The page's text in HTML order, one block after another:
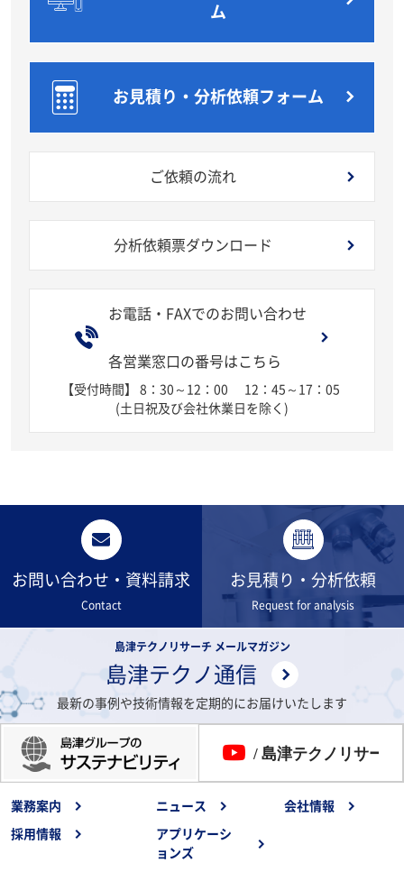
ム
お見積り・分析依頼フォーム
ご依頼の流れ
分析依頼票ダウンロード
お電話・FAXでのお問い合わせ
各営業窓口の番号はこちら
【受付時間】 8：30～12：00
12：45～17：05
(土日祝及び会社休業日を除く)
お問い合わせ・資料請求
Contact
お見積り・分析依頼
Request for analysis
島津テクノリサーチ メールマガジン
島津テクノ通信
最新の事例や技術情報を定期的にお届けいたします
業務案内 ニュース 会社情報
採用情報
アプリケーシ
ョンズ